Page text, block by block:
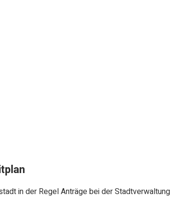
in der Regel Anträge bei der Stadtverwaltung